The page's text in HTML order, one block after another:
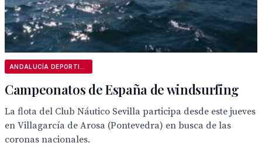
Campeonatos de España de windsurfing
La flota del Club Náutico Sevilla participa desde este jueves
en Villagarcía de Arosa (Pontevedra) en busca de las
coronas nacionales.